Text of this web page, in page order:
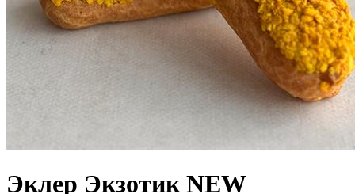
Эклер Экзотик NEW